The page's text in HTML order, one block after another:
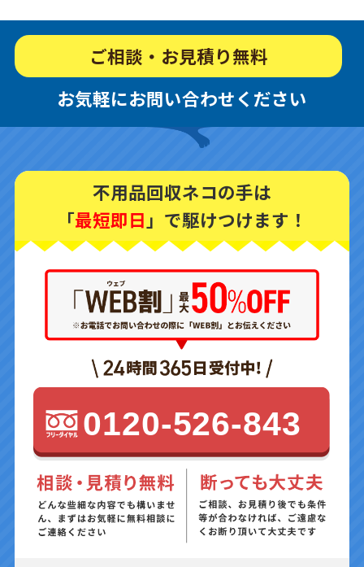
ご相談・お見積り無料
お気軽にお問い合わせください
不用品回収ネコの手は
「最短即日 」で駆けつけます！
0120-526-843